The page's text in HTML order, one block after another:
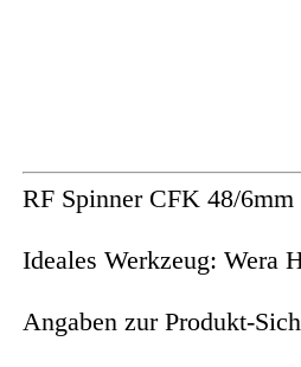
RF Spinner CFK 48/
Ideales Werkzeug: Wera
Angaben zur Produkt-